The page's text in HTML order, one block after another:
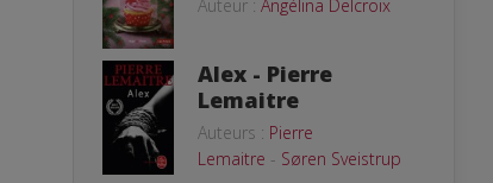
Auteur : Angélina Delcroix
Alex - Pierre
Lemaitre
Auteurs : Pierre
Lemaitre - Søren Sveistrup